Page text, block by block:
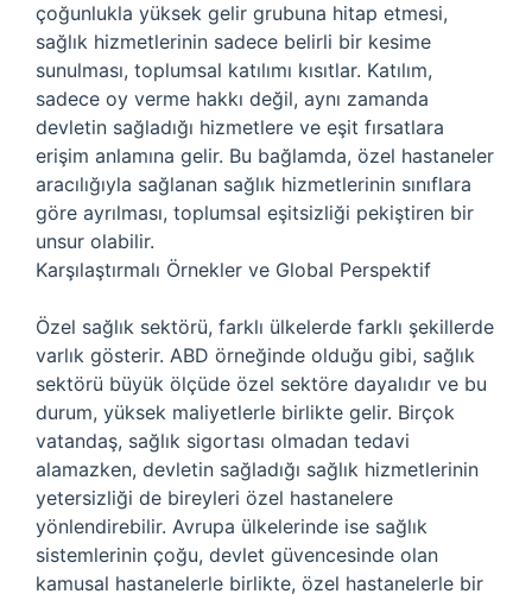
çoğunlukla yüksek gelir grubuna hitap etmesi,
sağlık hizmetlerinin sadece belirli bir kesime
sunulması, toplumsal katılımı kısıtlar. Katılım,
sadece oy verme hakkı değil, aynı zamanda
devletin sağladığı hizmetlere ve eşit fırsatlara
erişim anlamına gelir. Bu bağlamda, özel hastaneler
aracılığıyla sağlanan sağlık hizmetlerinin sınıflara
göre ayrılması, toplumsal eşitsizliği pekiştiren bir
unsur olabilir.
Karşılaştırmalı Örnekler ve Global Perspektif
Özel sağlık sektörü, farklı ülkelerde farklı şekillerde
varlık gösterir. ABD örneğinde olduğu gibi, sağlık
sektörü büyük ölçüde özel sektöre dayalıdır ve bu
durum, yüksek maliyetlerle birlikte gelir. Birçok
vatandaş, sağlık sigortası olmadan tedavi
alamazken, devletin sağladığı sağlık hizmetlerinin
yetersizliği de bireyleri özel hastanelere
yönlendirebilir. Avrupa ülkelerinde ise sağlık
sistemlerinin çoğu, devlet güvencesinde olan
kamusal hastanelerle birlikte, özel hastanelerle bir